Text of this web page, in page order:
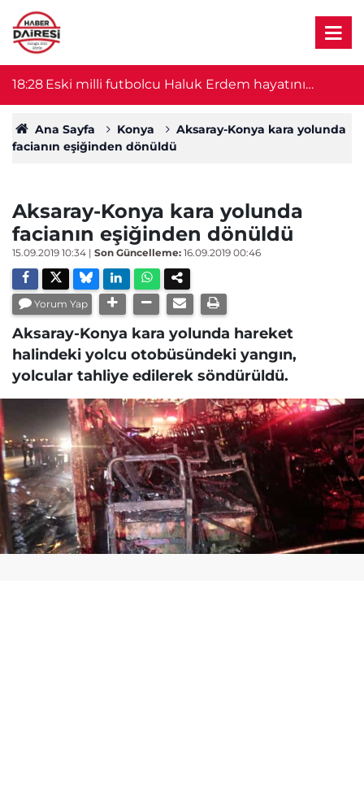
18:28 Eski milli futbolcu Haluk Erdem hayatını
kaybetti
Ana Sayfa Konya
Aksaray-Konya kara yolunda
facianın eşiğinden dönüldü
Aksaray-Konya kara yolunda
facianın eşiğinden dönüldü
15.09.2019 10:34 | Son Güncelleme: 16.09.2019 00:46
Yorum Yap
Aksaray-Konya kara yolunda hareket
halindeki yolcu otobüsündeki yangın,
yolcular tahliye edilerek söndürüldü.